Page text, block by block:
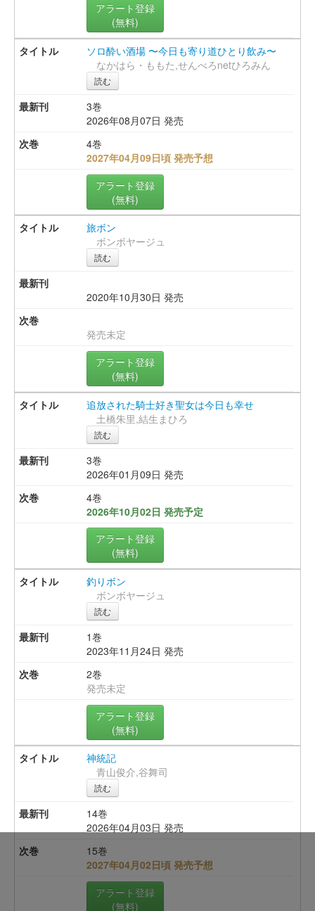
アラート登録
(無料)
ソロ酔い酒場 〜今日も寄り道ひとり飲み〜
なかはら・ももた,せんべろnetひろみん
読む
3巻
2026年08月07日 発売
4巻
2027年04月09日頃 発売予想
アラート登録
(無料)
旅ボン
ボンボヤージュ
読む
2020年10月30日 発売
発売未定
アラート登録
(無料)
追放された騎士好き聖女は今日も幸せ
土橋朱里,結生まひろ
読む
3巻
2026年01月09日 発売
4巻
2026年10月02日 発売予定
アラート登録
(無料)
釣りボン
ボンボヤージュ
読む
1巻
2023年11月24日 発売
2巻
発売未定
アラート登録
(無料)
神統記
青山俊介,谷舞司
読む
14巻
2026年04月03日 発売
15巻
2027年04月02日頃 発売予想
アラート登録
(無料)